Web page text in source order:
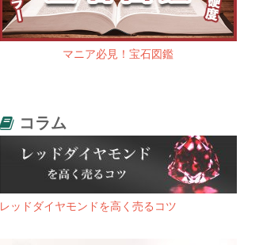
マニア必見！宝石図鑑
コラム
レッドダイヤモンドを高く売るコツ